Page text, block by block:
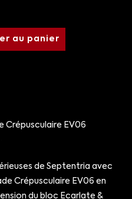
au panier
Crépusculaire EV06
de Septentria avec
Crépusculaire EV06 en
du bloc Ecarlate &